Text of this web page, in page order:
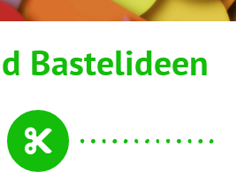
Bastelideen